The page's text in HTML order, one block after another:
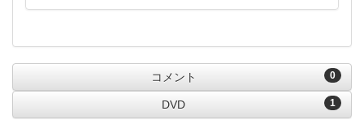
0
コメント
1
DVD